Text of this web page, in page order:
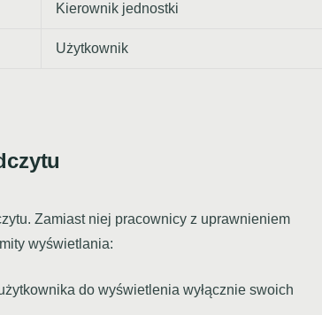
Kierownik jednostki
Użytkownik
Zamiast niej pracownicy z uprawnieniem
wyświetlania:
do wyświetlenia wyłącznie swoich